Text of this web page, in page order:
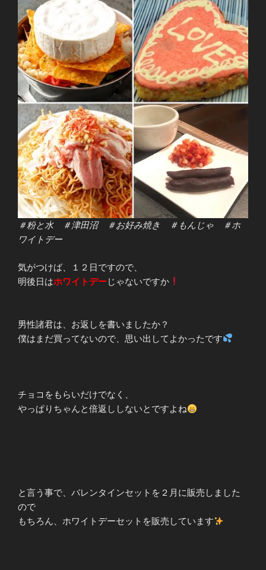
＃粉と水 ＃津田沼 ＃お好み焼き ＃もんじゃ ＃ホ
ワイトデー
気がつけば、１２日ですので、
明後日はホワイトデーじゃないですか
男性諸君は、お返しを書いましたか？
僕はまだ買ってないので、思い出してよかったです
チョコをもらいだけでなく、
やっぱりちゃんと倍返ししないとですよね
と言う事で、バレンタインセットを２月に販売しました
ので
もちろん、ホワイトデーセットを販売しています